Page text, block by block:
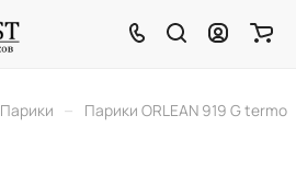
Парики – Парики ORLEAN 919 G termo